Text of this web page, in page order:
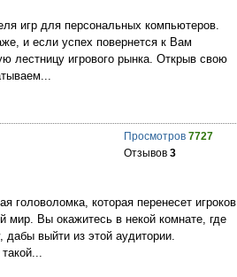
игр для персональных компьютеров.
и если успех повернется к Вам
лестницу игрового рынка. Открыв свою
Просмотров 7727
Отзывов 3
головоломка, которая перенесет игроков
мир. Вы окажитесь в некой комнате, где
дабы выйти из этой аудитории.